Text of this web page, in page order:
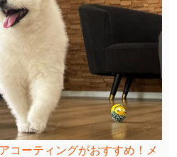
コーティングがおすすめ！メ